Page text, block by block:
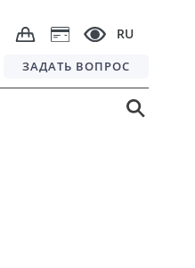
RU
ЗАДАТЬ ВОПРОС